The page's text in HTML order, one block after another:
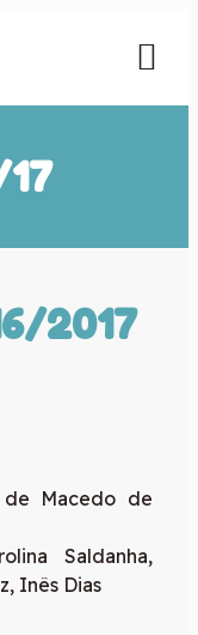
2017
de Macedo de
Saldanha,
Inês Dias